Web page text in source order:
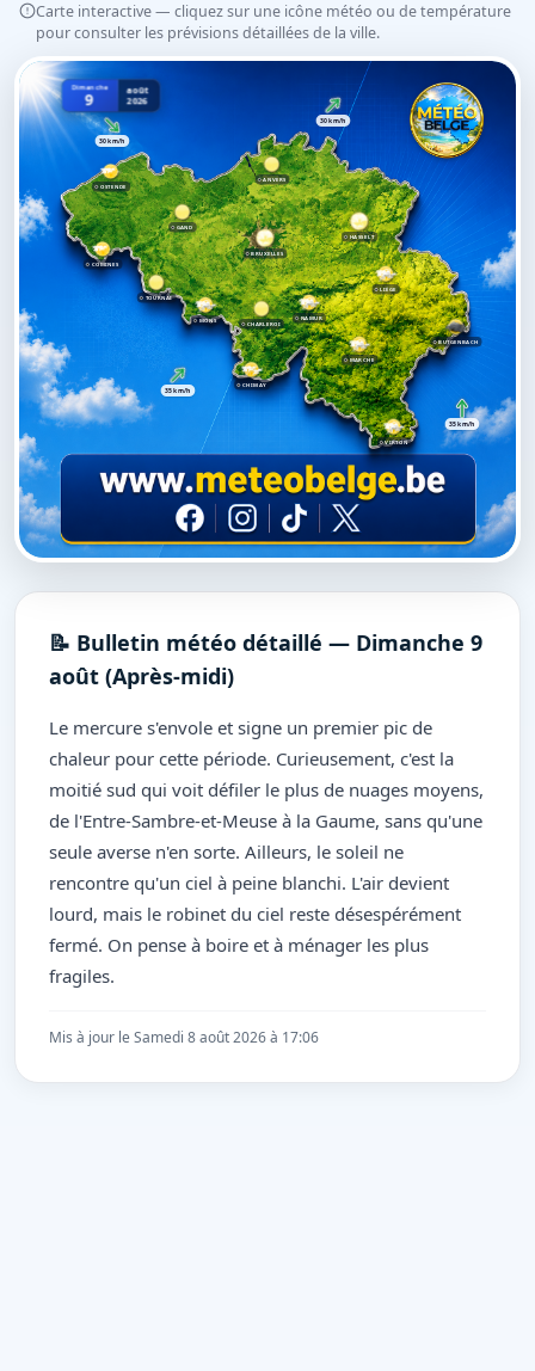
Carte interactive — cliquez sur une icône météo ou de température
pour consulter les prévisions détaillées de la ville.
CHARLEROI
CHIMAY
NAMUR
LIÈGE
VIRTON
MARCHE
MONS
TOURNAI
OSTENDE
GAND
BRUXELLES
ANVERS
HASSELT
COMINES
BUTGENBACH
30 km/h
30 km/h
35 km/h
35 km/h
Dimanche
9
août
2026
📝 Bulletin météo détaillé — Dimanche 9
août (Après-midi)
Le mercure s'envole et signe un premier pic de
chaleur pour cette période. Curieusement, c'est la
moitié sud qui voit défiler le plus de nuages moyens,
de l'Entre-Sambre-et-Meuse à la Gaume, sans qu'une
seule averse n'en sorte. Ailleurs, le soleil ne
rencontre qu'un ciel à peine blanchi. L'air devient
lourd, mais le robinet du ciel reste désespérément
fermé. On pense à boire et à ménager les plus
fragiles.
Mis à jour le Samedi 8 août 2026 à 17:06